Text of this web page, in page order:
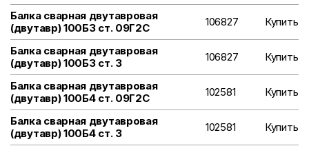
Балка сварная двутавровая
(двутавр) 100Б3 ст. 09Г2С
106827 Купить
Балка сварная двутавровая
(двутавр) 100Б3 ст. 3
106827 Купить
Балка сварная двутавровая
(двутавр) 100Б4 ст. 09Г2С
102581 Купить
Балка сварная двутавровая
(двутавр) 100Б4 ст. 3
102581 Купить